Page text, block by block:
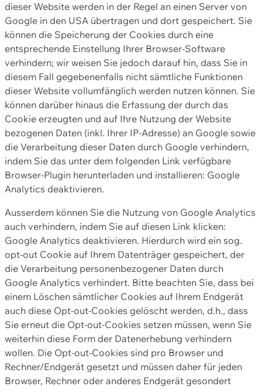
dieser Website werden in der Regel an einen Server von
Google in den USA übertragen und dort gespeichert. Sie
können die Speicherung der Cookies durch eine
entsprechende Einstellung Ihrer Browser-Software
verhindern; wir weisen Sie jedoch darauf hin, dass Sie in
diesem Fall gegebenenfalls nicht sämtliche Funktionen
dieser Website vollumfänglich werden nutzen können. Sie
können darüber hinaus die Erfassung der durch das
Cookie erzeugten und auf Ihre Nutzung der Website
bezogenen Daten (inkl. Ihrer IP-Adresse) an Google sowie
die Verarbeitung dieser Daten durch Google verhindern,
indem Sie das unter dem folgenden Link verfügbare
Browser-Plugin herunterladen und installieren: Google
Analytics deaktivieren.
Ausserdem können Sie die Nutzung von Google Analytics
auch verhindern, indem Sie auf diesen Link klicken:
Google Analytics deaktivieren. Hierdurch wird ein sog.
opt-out Cookie auf Ihrem Datenträger gespeichert, der
die Verarbeitung personenbezogener Daten durch
Google Analytics verhindert. Bitte beachten Sie, dass bei
einem Löschen sämtlicher Cookies auf Ihrem Endgerät
auch diese Opt-out-Cookies gelöscht werden, d.h., dass
Sie erneut die Opt-out-Cookies setzen müssen, wenn Sie
weiterhin diese Form der Datenerhebung verhindern
wollen. Die Opt-out-Cookies sind pro Browser und
Rechner/Endgerät gesetzt und müssen daher für jeden
Browser, Rechner oder anderes Endgerät gesondert